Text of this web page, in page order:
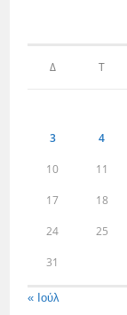
Δ Τ
3 4
10 11
17 18
24 25
31
« Ιούλ